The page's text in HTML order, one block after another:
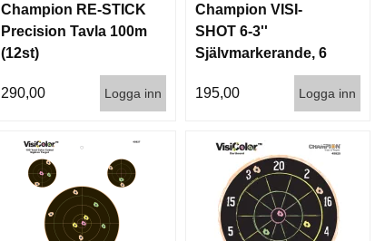
Champion RE-STICK
Precision Tavla 100m
(12st)
290,00 Logga inn
Champion VISI-
SHOT 6-3''
Självmarkerande, 6
195,00
Logga inn